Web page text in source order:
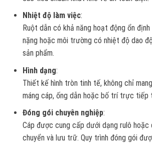
Nhiệt độ làm việc:
Ruột dẫn có khả năng hoạt động ổn
nặng hoặc môi trường có nhiệt độ dao
sản phẩm.
Hình dạng:
Thiết kế hình tròn tinh tế, không chỉ
máng cáp, ống dẫn hoặc bố trí trực
Đóng gói chuyên nghiệp:
Cáp được cung cấp dưới dạng rulô
chuyển và lưu trữ. Quy trình đóng gói